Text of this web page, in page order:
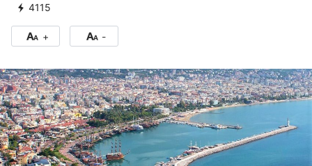
4115
+ -